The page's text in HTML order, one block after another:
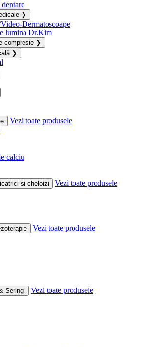
❯
Dermatoscoape
lumina Dr.Kim
compresie ❯
❯
Vezi toate produsele
calciu
si cheloizi
Vezi toate produsele
Vezi toate produsele
Seringi
Vezi toate produsele